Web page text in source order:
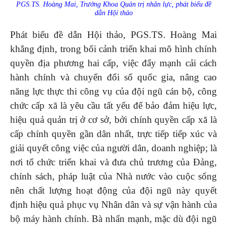
PGS.TS. Hoàng Mai, Trưởng Khoa Quản trị nhân lực, phát biểu đề
dẫn Hội thảo
Phát biểu đề dẫn Hội thảo, PGS.TS. Hoàng Mai
khẳng định, trong bối cảnh triển khai mô hình chính
quyền địa phương hai cấp, việc đẩy mạnh cải cách
hành chính và chuyển đổi số quốc gia, nâng cao
năng lực thực thi công vụ của đội ngũ cán bộ, công
chức cấp xã là yêu cầu tất yếu để bảo đảm hiệu lực,
hiệu quả quản trị ở cơ sở, bởi chính quyền cấp xã là
cấp chính quyền gần dân nhất, trực tiếp tiếp xúc và
giải quyết công việc của người dân, doanh nghiệp; là
nơi tổ chức triển khai và đưa chủ trương của Đảng,
chính sách, pháp luật của Nhà nước vào cuộc sống
nên chất lượng hoạt động của đội ngũ này quyết
định hiệu quả phục vụ Nhân dân và sự vận hành của
bộ máy hành chính. Bà nhấn mạnh, mặc dù đội ngũ